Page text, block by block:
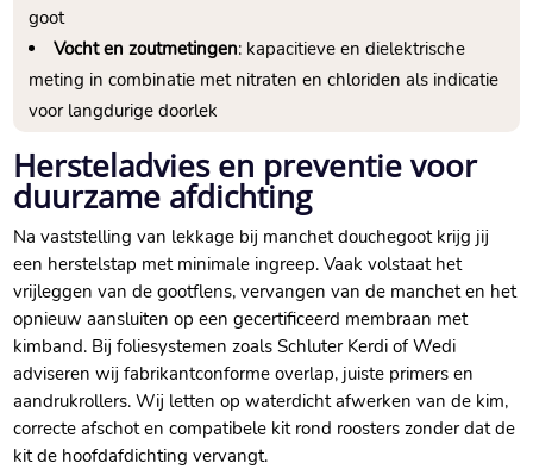
goot
Vocht en zoutmetingen: kapacitieve en dielektrische
meting in combinatie met nitraten en chloriden als indicatie
voor langdurige doorlek
Hersteladvies en preventie voor
duurzame afdichting
Na vaststelling van lekkage bij manchet douchegoot krijg jij
een herstelstap met minimale ingreep.​ Vaak volstaat het
vrijleggen van de gootflens, vervangen van de manchet en het
opnieuw aansluiten op een gecertificeerd membraan met
kimband.​ Bij foliesystemen zoals Schluter Kerdi of Wedi
adviseren wij fabrikantconforme overlap, juiste primers en
aandrukrollers.​ Wij letten op waterdicht afwerken van de kim,
correcte afschot en compatibele kit rond roosters zonder dat de
kit de hoofdafdichting vervangt.​